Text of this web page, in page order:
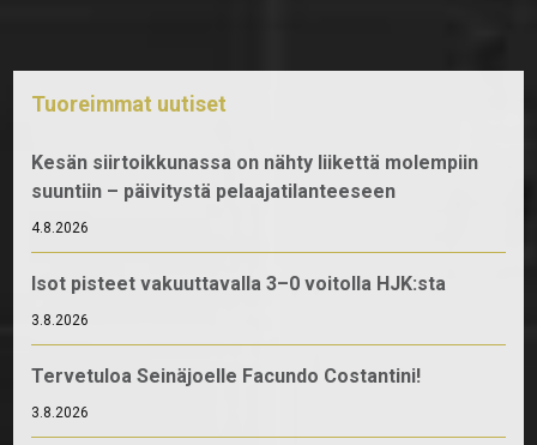
Tuoreimmat uutiset
Kesän siirtoikkunassa on nähty liikettä molempiin
suuntiin – päivitystä pelaajatilanteeseen
4.8.2026
Isot pisteet vakuuttavalla 3–0 voitolla HJK:sta
3.8.2026
Tervetuloa Seinäjoelle Facundo Costantini!
3.8.2026